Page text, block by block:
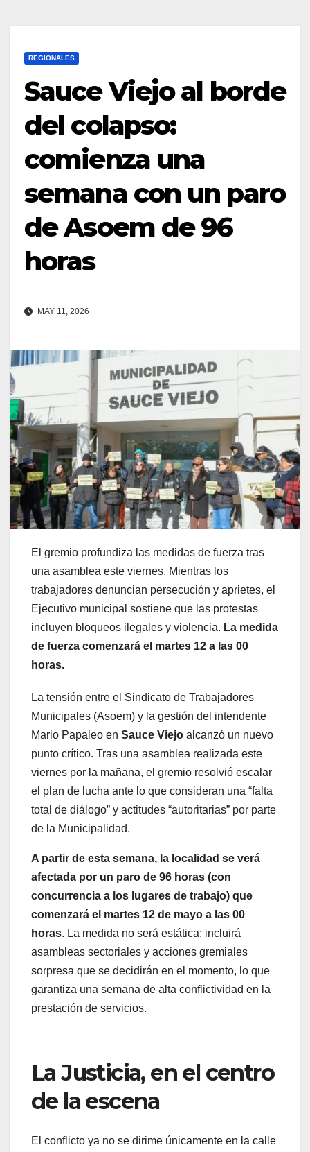
REGIONALES
Sauce Viejo al borde
del colapso:
comienza una
semana con un paro
de Asoem de 96
horas
MAY 11, 2026
El gremio profundiza las medidas de fuerza tras
una asamblea este viernes. Mientras los
trabajadores denuncian persecución y aprietes, el
Ejecutivo municipal sostiene que las protestas
incluyen bloqueos ilegales y violencia. La medida
de fuerza comenzará el martes 12 a las 00
horas.
La tensión entre el Sindicato de Trabajadores
Municipales (Asoem) y la gestión del intendente
Mario Papaleo en Sauce Viejo alcanzó un nuevo
punto crítico. Tras una asamblea realizada este
viernes por la mañana, el gremio resolvió escalar
el plan de lucha ante lo que consideran una “falta
total de diálogo” y actitudes “autoritarias” por parte
de la Municipalidad.
A partir de esta semana, la localidad se verá
afectada por un paro de 96 horas (con
concurrencia a los lugares de trabajo) que
comenzará el martes 12 de mayo a las 00
horas. La medida no será estática: incluirá
asambleas sectoriales y acciones gremiales
sorpresa que se decidirán en el momento, lo que
garantiza una semana de alta conflictividad en la
prestación de servicios.
La Justicia, en el centro
de la escena
El conflicto ya no se dirime únicamente en la calle